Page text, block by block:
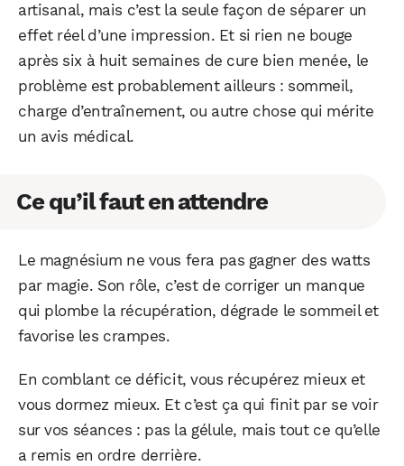
artisanal, mais c’est la seule façon de séparer un
effet réel d’une impression. Et si rien ne bouge
après six à huit semaines de cure bien menée, le
problème est probablement ailleurs : sommeil,
charge d’entraînement, ou autre chose qui mérite
un avis médical.
Ce qu’il faut en attendre
Le magnésium ne vous fera pas gagner des watts
par magie. Son rôle, c’est de corriger un manque
qui plombe la récupération, dégrade le sommeil et
favorise les crampes.
En comblant ce déficit, vous récupérez mieux et
vous dormez mieux. Et c’est ça qui finit par se voir
sur vos séances : pas la gélule, mais tout ce qu’elle
a remis en ordre derrière.